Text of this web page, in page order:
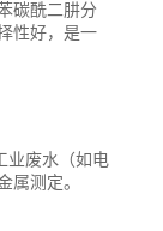
碳酰二肼分
性好，是一
业废水（如电
属测定。